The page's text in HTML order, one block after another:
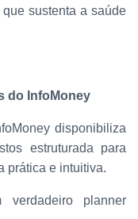
sustenta a saúde
do InfoMoney
disponibiliza
estruturada para
prática e intuitiva.
verdadeiro planner